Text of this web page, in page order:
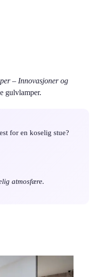
– Innovasjoner og
gulvlamper.
for en koselig stue?
atmosfære.